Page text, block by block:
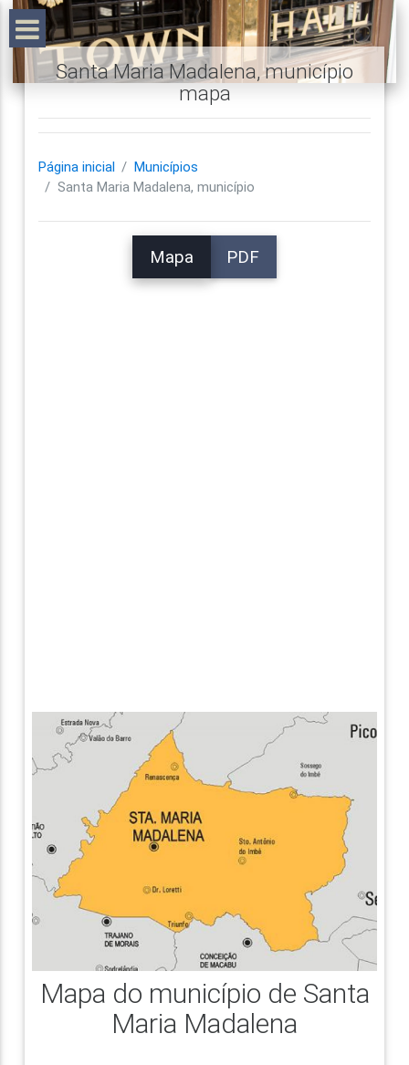
Santa Maria Madalena, município
mapa
Página inicial
Municípios
Santa Maria Madalena, município
Mapa PDF
Mapa do município de Santa
Maria Madalena